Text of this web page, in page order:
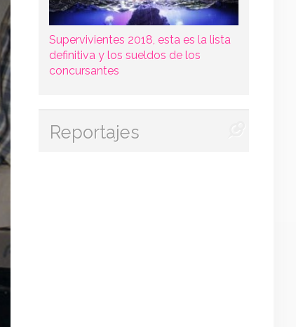
Supervivientes 2018, esta es la lista
definitiva y los sueldos de los
concursantes
Reportajes